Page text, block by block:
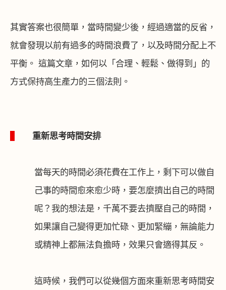
其實答案也很簡單，當時間變少後，經過適當的反省，
就會發現以前有過多的時間浪費了，以及時間分配上不
平衡。 這篇文章，如何以「合理、輕鬆、做得到」的
方式保持高生產力的三個法則。
重新思考時間安排
當每天的時間必須花費在工作上，剩下可以做自
己事的時間愈來愈少時，要怎麼擠出自己的時間
呢？我的想法是，千萬不要去擠壓自己的時間，
如果讓自己變得更加忙碌、更加緊繃，無論能力
或精神上都無法負擔時，效果只會適得其反。
這時候，我們可以從幾個方面來重新思考時間安